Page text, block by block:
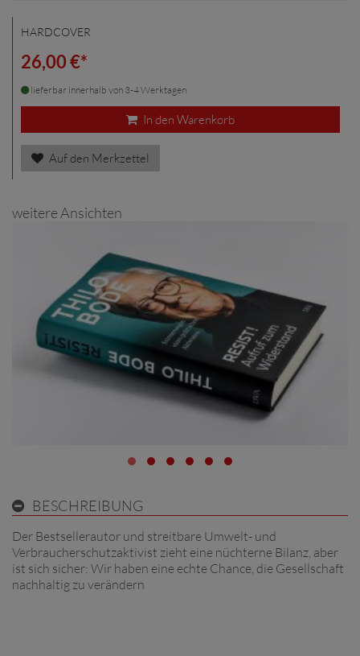
HARDCOVER
26,00 €*
lieferbar innerhalb von 3-4 Werktagen
In den Warenkorb
Auf den Merkzettel
weitere Ansichten
BESCHREIBUNG
Der Bestsellerautor und streitbare Umwelt- und
Verbraucherschutzaktivist zieht eine nüchterne Bilanz, aber
ist sich sicher: Wir haben eine echte Chance, die Gesellschaft
nachhaltig zu verändern